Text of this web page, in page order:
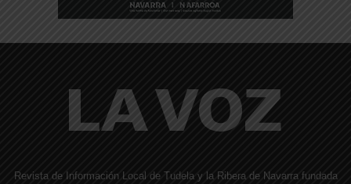
Revista de Información Local de Tudela y la Ribera de Navarra fundada